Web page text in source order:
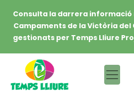
Consulta la darrera
Campaments de la Victòria del
gestionats per Temps Lliure